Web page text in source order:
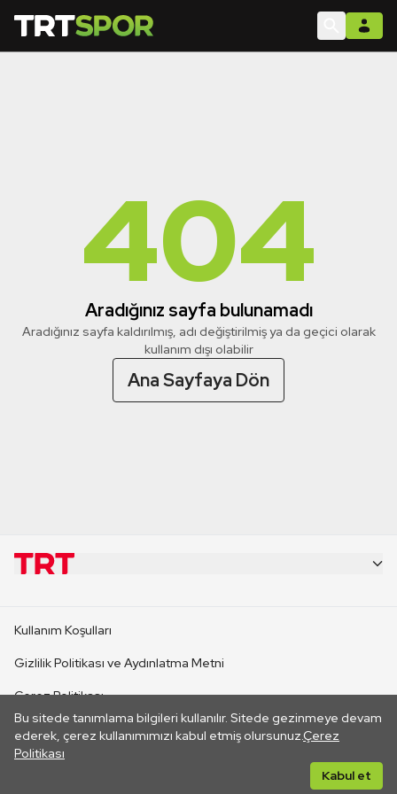
404
Aradığınız sayfa bulunamadı
Aradığınız sayfa kaldırılmış, adı değiştirilmiş ya da geçici olarak
kullanım dışı olabilir
Ana Sayfaya Dön
Bu sitede tanımlama bilgileri kullanılır. Sitede gezinmeye devam
ederek, çerez kullanımımızı kabul etmiş olursunuz.Çerez
Politikası
Kabul et
CANLI YAYINLAR
Kullanım Koşulları
Gizlilik Politikası ve Aydınlatma Metni
Çerez Politikası
İletişim
Her hakkı saklıdır. ©2026 TRT. Bağlantı yoluyla gidilen dış